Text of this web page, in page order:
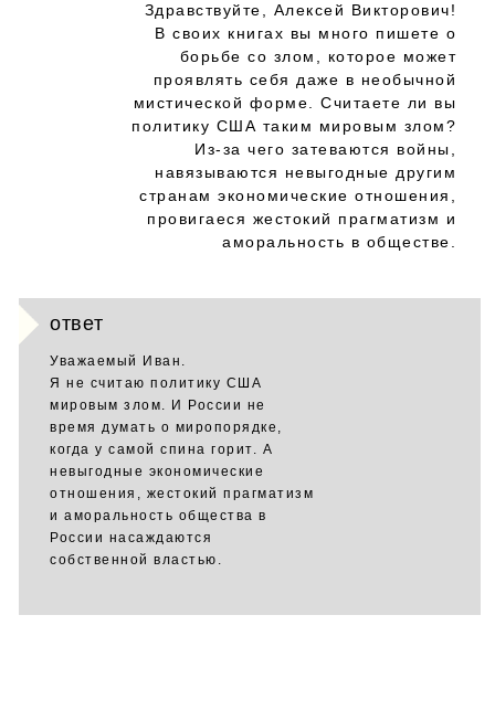
Здравствуйте, Алексей Викторович!
В своих книгах вы много пишете о
борьбе со злом, которое может
проявлять себя даже в необычной
мистической форме. Считаете ли вы
политику США таким мировым злом?
Из-за чего затеваются войны,
навязываются невыгодные другим
странам экономические отношения,
провигаеся жестокий прагматизм и
аморальность в обществе.
ответ
Уважаемый Иван.
Я не считаю политику США
мировым злом. И России не
время думать о миропорядке,
когда у самой спина горит. А
невыгодные экономические
отношения, жестокий прагматизм
и аморальность общества в
России насаждаются
собственной властью.